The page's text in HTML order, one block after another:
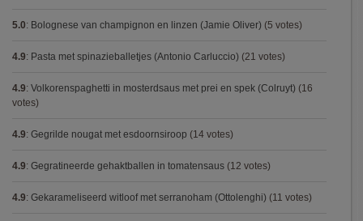
5.0: Bolognese van champignon en linzen (Jamie Oliver) (5 votes)
4.9: Pasta met spinazieballetjes (Antonio Carluccio) (21 votes)
4.9: Volkorenspaghetti in mosterdsaus met prei en spek (Colruyt) (16
votes)
4.9: Gegrilde nougat met esdoornsiroop (14 votes)
4.9: Gegratineerde gehaktballen in tomatensaus (12 votes)
4.9: Gekarameliseerd witloof met serranoham (Ottolenghi) (11 votes)